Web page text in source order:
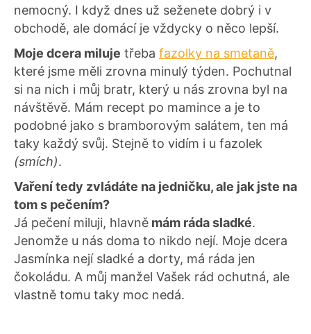
nemocný. I když dnes už seženete dobrý i v
obchodě, ale domácí je vždycky o něco lepší.
Moje dcera miluje třeba fazolky na smetaně,
které jsme měli zrovna minulý týden. Pochutnal
si na nich i můj bratr, který u nás zrovna byl na
návštěvě. Mám recept po mamince a je to
podobné jako s bramborovým salátem, ten má
taky každý svůj. Stejně to vidím i u fazolek
(smích).
Vaření tedy zvládáte na jedničku, ale jak jste na
tom s pečením?
Já pečení miluji, hlavně mám ráda sladké.
Jenomže u nás doma to nikdo nejí. Moje dcera
Jasmínka nejí sladké a dorty, má ráda jen
čokoládu. A můj manžel Vašek rád ochutná, ale
vlastně tomu taky moc nedá.